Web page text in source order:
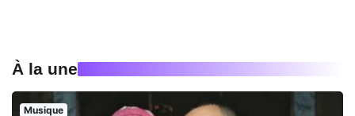
À la une
Musique